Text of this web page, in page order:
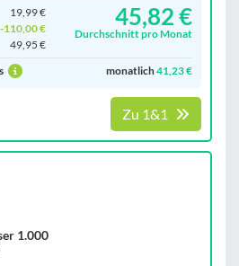
19,99 €
-110,00 €
49,95 €
45,82 €
Durchschnitt pro Monat
monatlich41,23 €
Zu 1&1
1.000